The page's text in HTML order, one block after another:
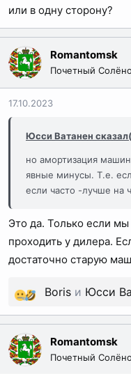
или в одну сторону?
Romantomsk
Почетный
17.10.2023
Юсси Ватанен
но амортизация
явные минусы. Т.е.
если часто -лучше на
Это да. Только если
проходить у дилера.
достаточно старую
Р
е
а
к
ц
Boris и Юсси
Romantomsk
Почетный